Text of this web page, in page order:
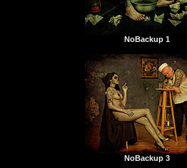
NoBackup 1
NoBackup 3